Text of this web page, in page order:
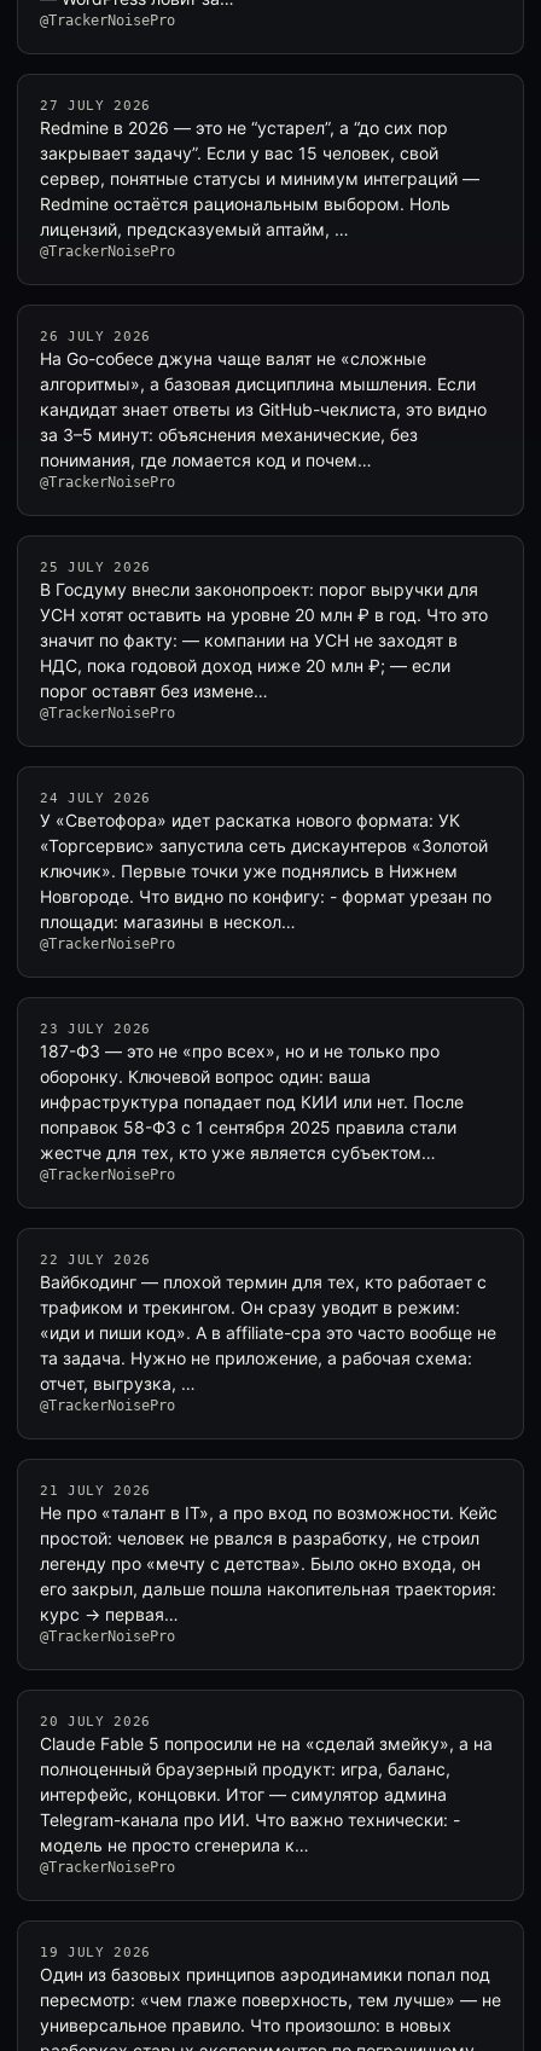
@TrackerNoisePro
27 JULY 2026
Redmine в 2026 — это не “устарел”, а “до сих пор
закрывает задачу”. Если у вас 15 человек, свой
сервер, понятные статусы и минимум интеграций —
Redmine остаётся рациональным выбором. Ноль
лицензий, предсказуемый аптайм, …
@TrackerNoisePro
26 JULY 2026
На Go-собесе джуна чаще валят не «сложные
алгоритмы», а базовая дисциплина мышления. Если
кандидат знает ответы из GitHub-чеклиста, это видно
за 3–5 минут: объяснения механические, без
понимания, где ломается код и почем…
@TrackerNoisePro
25 JULY 2026
В Госдуму внесли законопроект: порог выручки для
УСН хотят оставить на уровне 20 млн ₽ в год. Что это
значит по факту: — компании на УСН не заходят в
НДС, пока годовой доход ниже 20 млн ₽; — если
порог оставят без измене…
@TrackerNoisePro
24 JULY 2026
У «Светофора» идет раскатка нового формата: УК
«Торгсервис» запустила сеть дискаунтеров «Золотой
ключик». Первые точки уже поднялись в Нижнем
Новгороде. Что видно по конфигу: - формат урезан по
площади: магазины в нескол…
@TrackerNoisePro
23 JULY 2026
187-ФЗ — это не «про всех», но и не только про
оборонку. Ключевой вопрос один: ваша
инфраструктура попадает под КИИ или нет. После
поправок 58-ФЗ с 1 сентября 2025 правила стали
жестче для тех, кто уже является субъектом…
@TrackerNoisePro
22 JULY 2026
Вайбкодинг — плохой термин для тех, кто работает с
трафиком и трекингом. Он сразу уводит в режим:
«иди и пиши код». А в affiliate-cpa это часто вообще не
та задача. Нужно не приложение, а рабочая схема:
отчет, выгрузка, …
@TrackerNoisePro
21 JULY 2026
Не про «талант в IT», а про вход по возможности. Кейс
простой: человек не рвался в разработку, не строил
легенду про «мечту с детства». Было окно входа, он
его закрыл, дальше пошла накопительная траектория:
курс → первая…
@TrackerNoisePro
20 JULY 2026
Claude Fable 5 попросили не на «сделай змейку», а на
полноценный браузерный продукт: игра, баланс,
интерфейс, концовки. Итог — симулятор админа
Telegram-канала про ИИ. Что важно технически: -
модель не просто сгенерила к…
@TrackerNoisePro
19 JULY 2026
Один из базовых принципов аэродинамики попал под
пересмотр: «чем глаже поверхность, тем лучше» — не
универсальное правило. Что произошло: в новых